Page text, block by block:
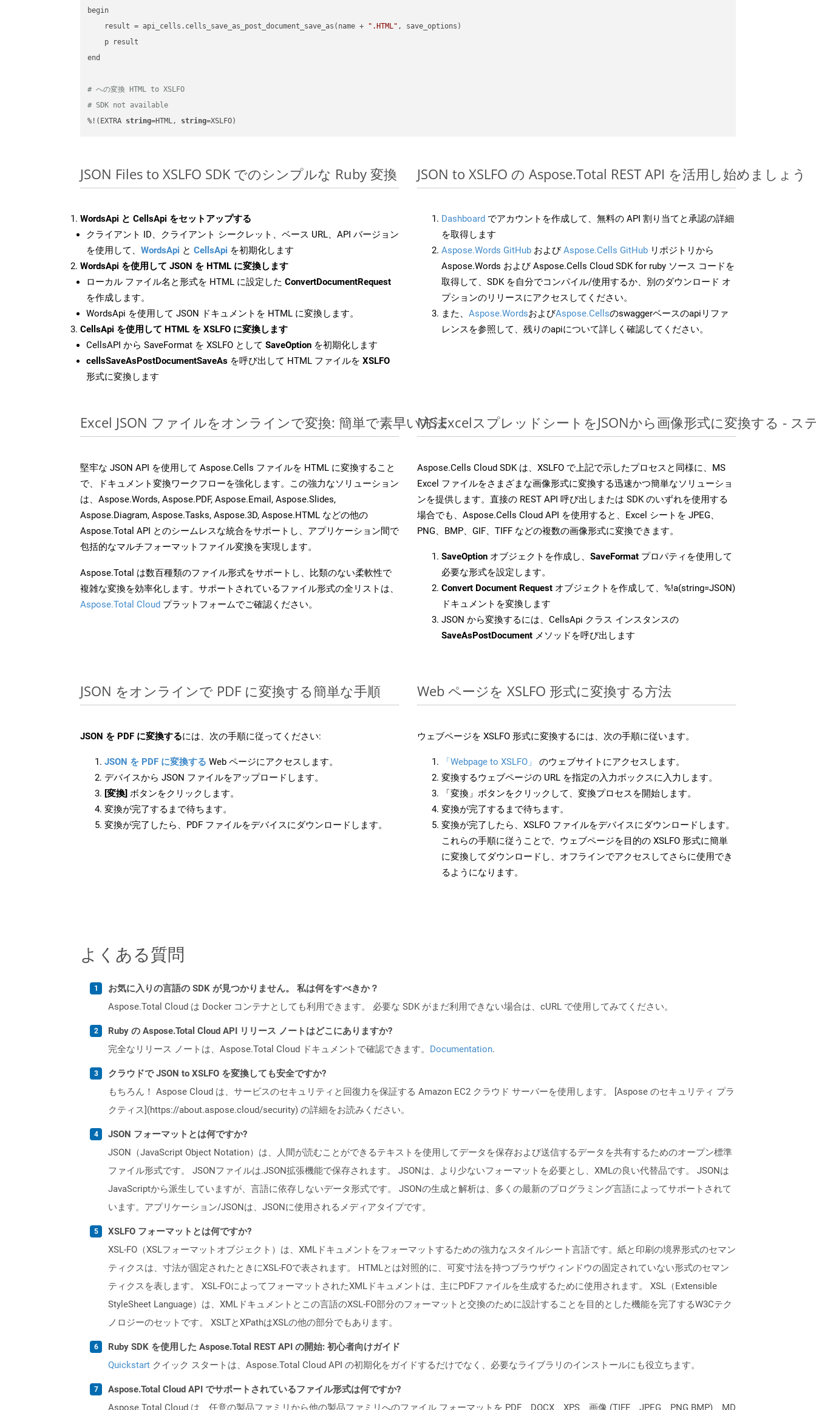
begin
    result = api_cells.cells_save_as_post_document_save_as(name +
".HTML" , save_options)
    p result
end
# への変換 HTML to XSLFO
# SDK not available
%!(EXTRA string=HTML, string=XSLFO)
JSON Files to XSLFO SDK でのシンプルな Ruby 変換
WordsApi と CellsApi をセットアップする
クライアント ID、クライアント シークレット、ベース URL、API バージョン
を使用して、 WordsApi と CellsApi を初期化します
WordsApi を使用して JSON を HTML に変換します
ローカル ファイル名と形式を HTML に設定した ConvertDocumentRequest
を作成します。
WordsApi を使用して JSON ドキュメントを HTML に変換します。
CellsApi を使用して HTML を XSLFO に変換します
CellsAPI から SaveFormat を XSLFO として SaveOption を初期化します
cellsSaveAsPostDocumentSaveAs を呼び出して HTML ファイルを XSLFO
形式に変換します
JSON to XSLFO の Aspose.Total REST API を活用し始めましょう
Dashboard でアカウントを作成して、無料の API 割り当てと承認の詳細
を取得します
Aspose.Words GitHub およびAspose.Cells GitHub リポジトリから
Aspose.Words および Aspose.Cells Cloud SDK for ruby ソース コードを
取得して、SDK を自分でコンパイル/使用するか、別のダウンロード オ
プションのリリースにアクセスしてください。
また、 Aspose.WordsおよびAspose.Cellsのswaggerベースのapiリファ
レンスを参照して、残りのapiについて詳しく確認してください。
Excel JSON ファイルをオンラインで変換: 簡単で素早い方法
堅牢な JSON API を使用して Aspose.Cells ファイルを HTML に変換すること
で、ドキュメント変換ワークフローを強化します。この強力なソリューション
は、Aspose.Words, Aspose.PDF, Aspose.Email, Aspose.Slides,
Aspose.Diagram, Aspose.Tasks, Aspose.3D, Aspose.HTML などの他の
Aspose.Total API とのシームレスな統合をサポートし、アプリケーション間で
包括的なマルチフォーマットファイル変換を実現します。
Aspose.Total は数百種類のファイル形式をサポートし、比類のない柔軟性で
複雑な変換を効率化します。サポートされているファイル形式の全リストは、
Aspose.Total Cloud プラットフォームでご確認ください。
MS ExcelスプレッドシートをJSONから画像形式に変換する - ス
Aspose.Cells Cloud SDK は、XSLFO で上記で示したプロセスと同様に、MS
Excel ファイルをさまざまな画像形式に変換する迅速かつ簡単なソリューショ
ンを提供します。直接の REST API 呼び出しまたは SDK のいずれを使用する
場合でも、Aspose.Cells Cloud API を使用すると、Excel シートを JPEG、
PNG、BMP、GIF、TIFF などの複数の画像形式に変換できます。
SaveOption オブジェクトを作成し、 SaveFormat プロパティを使用して
必要な形式を設定します。
Convert Document Request オブジェクトを作成して、%!a(string=JSON)
ドキュメントを変換します
JSON から変換するには、CellsApi クラス インスタンスの
SaveAsPostDocument メソッドを呼び出します
JSON をオンラインで PDF に変換する簡単な手順
JSON を PDF に変換するには、次の手順に従ってください:
JSON を PDF に変換する Web ページにアクセスします。
デバイスから JSON ファイルをアップロードします。
[変換] ボタンをクリックします。
変換が完了するまで待ちます。
変換が完了したら、PDF ファイルをデバイスにダウンロードします。
Web ページを XSLFO 形式に変換する方法
ウェブページを XSLFO 形式に変換するには、次の手順に従います。
「Webpage to XSLFO」
のウェブサイトにアクセスします。
変換するウェブページの URL を指定の入力ボックスに入力します。
「変換」ボタンをクリックして、変換プロセスを開始します。
変換が完了するまで待ちます。
変換が完了したら、XSLFO ファイルをデバイスにダウンロードします。
これらの手順に従うことで、ウェブページを目的の XSLFO 形式に簡単
に変換してダウンロードし、オフラインでアクセスしてさらに使用でき
るようになります。
よくある質問
お気に入りの言語の SDK が見つかりません。 私は何をすべきか？
Aspose.Total Cloud は Docker コンテナとしても利用できます。 必要な SDK がまだ利用できない場合は、cURL で使用してみてください。
Ruby の Aspose.Total Cloud API リリース ノートはどこにありますか?
完全なリリース ノートは、Aspose.Total Cloud ドキュメントで確認できます。 Documentation.
クラウドで JSON to XSLFO を変換しても安全ですか?
もちろん！ Aspose Cloud は、サービスのセキュリティと回復力を保証する Amazon EC2 クラウド サーバーを使用します。 [Aspose のセキュリティ プラ
クティス](https://about.aspose.cloud/security) の詳細をお読みください。
JSON フォーマットとは何ですか?
JSON（JavaScript Object Notation）は、人間が読むことができるテキストを使用してデータを保存および送信するデータを共有するためのオープン標準
ファイル形式です。 JSONファイルは.JSON拡張機能で保存されます。 JSONは、より少ないフォーマットを必要とし、XMLの良い代替品です。 JSONは
JavaScriptから派生していますが、言語に依存しないデータ形式です。 JSONの生成と解析は、多くの最新のプログラミング言語によってサポートされて
います。アプリケーション/JSONは、JSONに使用されるメディアタイプです。
XSLFO フォーマットとは何ですか?
XSL-FO（XSLフォーマットオブジェクト）は、XMLドキュメントをフォーマットするための強力なスタイルシート言語です。紙と印刷の境界形式のセマン
ティクスは、寸法が固定されたときにXSL-FOで表されます。 HTMLとは対照的に、可変寸法を持つブラウザウィンドウの固定されていない形式のセマン
ティクスを表します。 XSL-FOによってフォーマットされたXMLドキュメントは、主にPDFファイルを生成するために使用されます。 XSL（Extensible
StyleSheet Language）は、XMLドキュメントとこの言語のXSL-FO部分のフォーマットと交換のために設計することを目的とした機能を完了するW3Cテク
ノロジーのセットです。 XSLTとXPathはXSLの他の部分でもあります。
Ruby SDK を使用した Aspose.Total REST API の開始: 初心者向けガイド
Quickstart クイック スタートは、Aspose.Total Cloud API の初期化をガイドするだけでなく、必要なライブラリのインストールにも役立ちます。
Aspose.Total Cloud API でサポートされているファイル形式は何ですか?
Aspose.Total Cloud は、任意の製品ファミリから他の製品ファミリへのファイル フォーマットを PDF、DOCX、XPS、画像 (TIFF、JPEG、PNG BMP)、MD